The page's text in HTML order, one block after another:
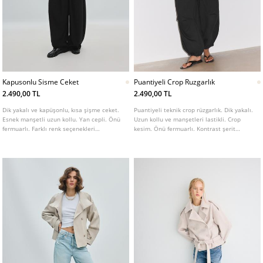
Kapusonlu Sisme Ceket
2.490,00 TL
Dik yakalı ve kapüşonlu, kısa şişme ceket.
Esnek manşetli uzun kollu. Yan cepli. Önü
fermuarlı. Farklı renk seçenekleri
Puantiyeli Crop Ruzgarlık
2.490,00 TL
Puantiyeli teknik crop rüzgarlık. Dik yakalı.
Uzun kollu ve manşetleri lastikli. Crop
kesim. Önü fermuarlı. Kontrast şerit